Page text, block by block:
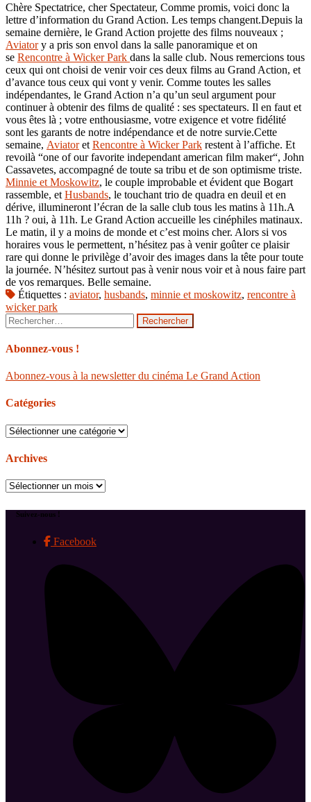
Chère Spectatrice, cher Spectateur, Comme promis, voici donc la
lettre d’information du Grand Action. Les temps changent.Depuis la
semaine dernière, le Grand Action projette des films nouveaux ;
Aviatory a pris son envol dans la salle panoramique et on
se Rencontre à Wicker Park dans la salle club. Nous remercions tous
ceux qui ont choisi de venir voir ces deux films au Grand Action, et
d’avance tous ceux qui vont y venir. Comme toutes les salles
indépendantes, le Grand Action n’a qu’un seul argument pour
continuer à obtenir des films de qualité : ses spectateurs. Il en faut et
vous êtes là ; votre enthousiasme, votre exigence et votre fidélité
sont les garants de notre indépendance et de notre survie.Cette
semaine, Aviatoret Rencontre à Wicker Park restent à l’affiche. Et
revoilà “one of our favorite independant american film maker“, John
Cassavetes, accompagné de toute sa tribu et de son optimisme triste.
Minnie et Moskowitz, le couple improbable et évident que Bogart
rassemble, et Husbands, le touchant trio de quadra en deuil et en
dérive, illumineront l’écran de la salle club tous les matins à 11h.A
11h ? oui, à 11h. Le Grand Action accueille les cinéphiles matinaux.
Le matin, il y a moins de monde et c’est moins cher. Alors si vos
horaires vous le permettent, n’hésitez pas à venir goûter ce plaisir
rare qui donne le privilège d’avoir des images dans la tête pour toute
la journée. N’hésitez surtout pas à venir nous voir et à nous faire part
de vos remarques. Belle semaine.
Étiquettes : aviator, husbands, minnie et moskowitz, rencontre à
wicker park
Rechercher :
Abonnez-vous !
Abonnez-vous à la newsletter du cinéma Le Grand Action
Catégories
Catégories
Archives
Archives
Suivez-nous !
Facebook